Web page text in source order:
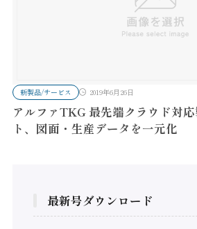
新製品/サービス 2019年6月26日
アルファTKG 最先端クラウド対
ト、図面・生産データを一元化
最新号ダウンロード